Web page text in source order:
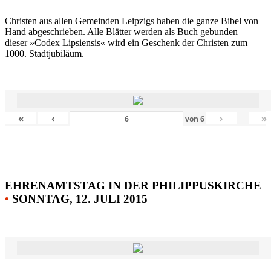
Christen aus allen Gemeinden Leipzigs haben die ganze Bibel von
Hand abgeschrieben. Alle Blätter werden als Buch gebunden –
dieser »Codex Lipsiensis« wird ein Geschenk der Christen zum
1000. Stadtjubiläum.
« ‹ von6 › »
EHRENAMTSTAG IN DER PHILIPPUSKIRCHE
• SONNTAG, 12. JULI 2015